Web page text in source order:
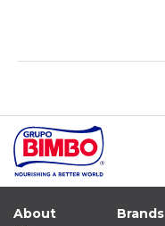
About
Brands